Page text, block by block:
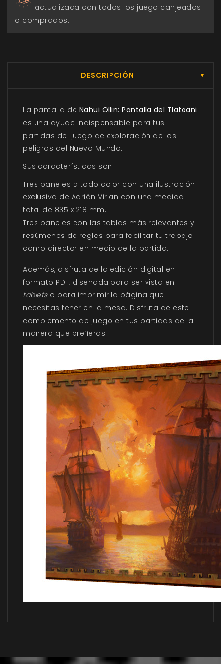
actualizada con todos los juego canjeados
o comprados.
DESCRIPCIÓN ▼
La pantalla de Nahui Ollin: Pantalla del Tlatoani
es una ayuda indispensable para tus
partidas del juego de exploración de los
peligros del Nuevo Mundo.
Sus características son:
Tres paneles a todo color con una ilustración
exclusiva de Adrián Virlan con una medida
total de 835 x 218 mm.
Tres paneles con las tablas más relevantes y
resúmenes de reglas para facilitar tu trabajo
como director en medio de la partida.
Además, disfruta de la edición digital en
formato PDF, diseñada para ser vista en
tabletso para imprimir la página que
necesitas tener en la mesa. Disfruta de este
complemento de juego en tus partidas de la
manera que prefieras.